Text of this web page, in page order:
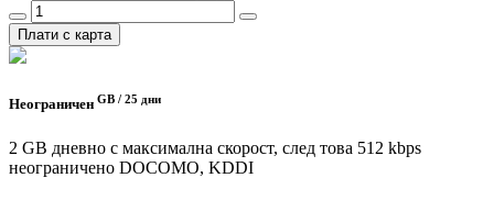
Плати с карта
Неограничен GB / 25 дни
2 GB дневно с максимална скорост, след това 512 kbps
неограничено DOCOMO, KDDI